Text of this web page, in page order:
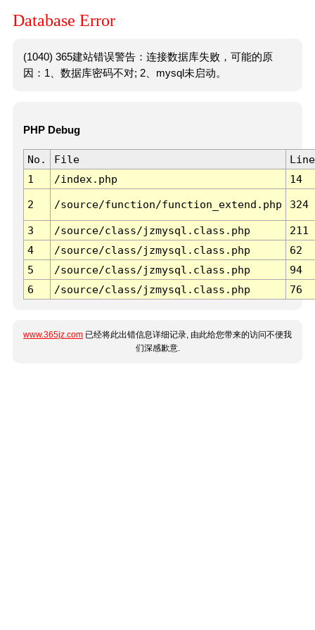
Database Error
(1040) 365建站错误警告：连接数据库失败，可能的原
因：1、数据库密码不对; 2、mysql未启动。
PHP Debug
No. File
Line
1
/index.php 14
2 /source/function/function_extend.php 324
3 /source/class/jzmysql.class.php
211
4
/source/class/jzmysql.class.php
62
5
/source/class/jzmysql.class.php
94
6
/source/class/jzmysql.class.php 76
www.365jz.com 已经将此出错信息详细记录, 由此给您带来的访问不便我
们深感歉意.